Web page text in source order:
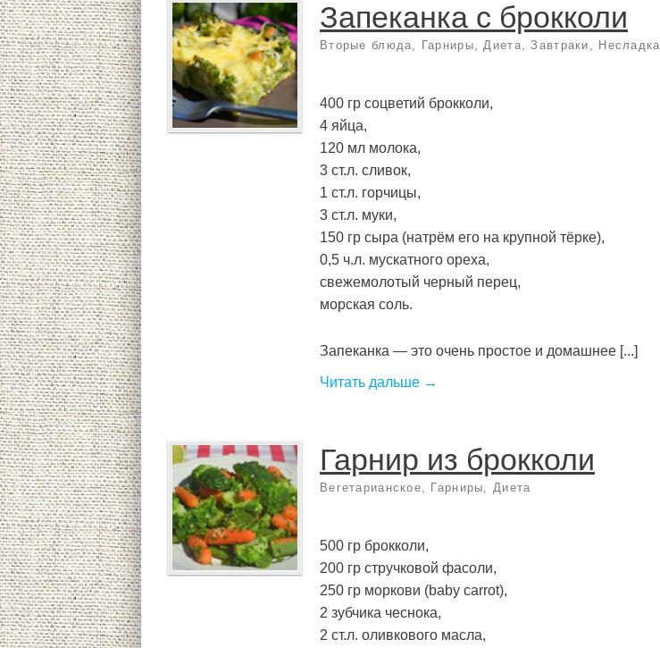
Запеканка с брокколи
Вторые блюда, Гарниры,Диета,Завтраки ,
400 гр соцветий брокколи,
4 яйца,
120 мл молока,
3 ст.л. сливок,
1 ст.л. горчицы,
3 ст.л. муки,
150 гр сыра (натрём его на крупной тёрке),
0,5 ч.л. мускатного ореха,
свежемолотый черный перец,
морская соль.
Запеканка — это очень простое и домашнее [...]
Читать дальше →
Гарнир из брокколи
Вегетарианское Гарниры Диета
500 гр брокколи,
200 гр стручковой фасоли,
250 гр моркови (baby carrot),
2 зубчика чеснока,
2 ст.л. оливкового масла,